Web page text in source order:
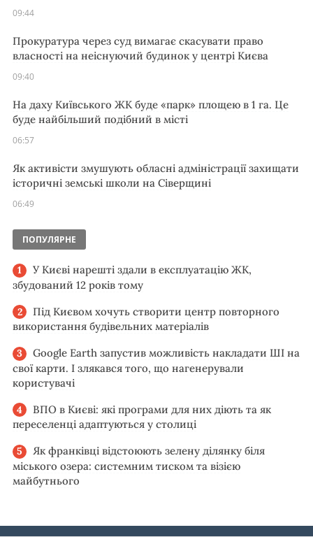
09:44
Прокуратура через суд вимагає скасувати право
власності на неіснуючий будинок у центрі Києва
09:40
На даху Київського ЖК буде «парк» площею в 1 га. Це
буде найбільший подібний в місті
06:57
Як активісти змушують обласні адміністрації захищати
історичні земські школи на Сіверщині
06:49
ПОПУЛЯРНЕ
У Києві нарешті здали в експлуатацію ЖК,
збудований 12 років тому
Під Києвом хочуть створити центр повторного
використання будівельних матеріалів
Google Earth запустив можливість накладати ШІ на
свої карти. І злякався того, що нагенерували
користувачі
ВПО в Києві: які програми для них діють та як
переселенці адаптуються у столиці
Як франківці відстоюють зелену ділянку біля
міського озера: системним тиском та візією
майбутнього